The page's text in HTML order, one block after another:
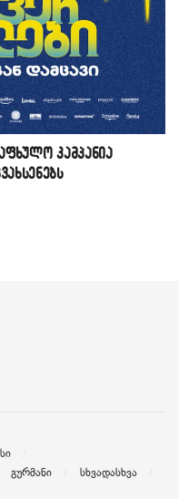
კამპანია
გურმანი
სხვადასხვა